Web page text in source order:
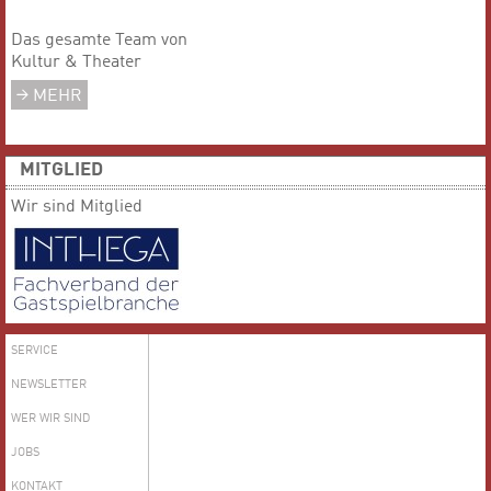
Das gesamte Team von
Kultur & Theater
MEHR
MITGLIED
Wir sind Mitglied
SERVICE
NEWSLETTER
WER WIR SIND
JOBS
KONTAKT